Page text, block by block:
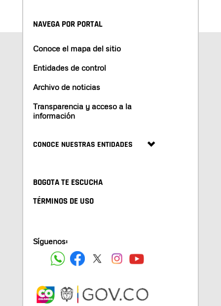
NAVEGA POR PORTAL
Conoce el mapa del sitio
Entidades de control
Archivo de noticias
Transparencia y acceso a la
información
CONOCE NUESTRAS ENTIDADES
BOGOTA TE ESCUCHA
TÉRMINOS DE USO
Síguenos: